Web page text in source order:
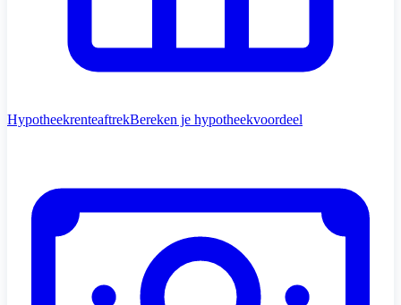
HypotheekrenteaftrekBereken je hypotheekvoordeel